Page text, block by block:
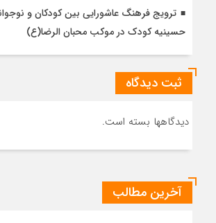
ترویج فرهنگ عاشورایی بین کودکان و
حسینیه کودک در موکب محبان الرضا(ع)
ثبت دیدگاه
دیدگاهها بسته است.
آخرین مطالب